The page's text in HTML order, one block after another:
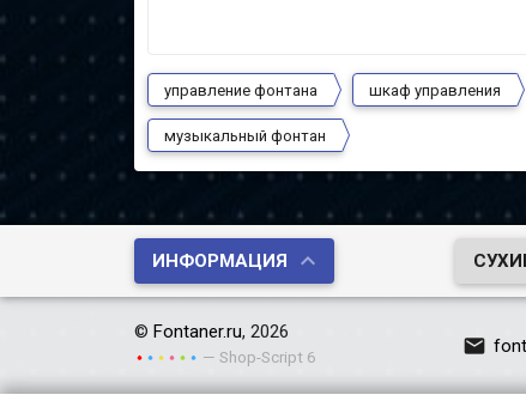
управление фонтана шкаф управления
музыкальный фонтан
ИНФОРМАЦИЯ
©Fontaner.ru, 2026
— Shop-Script 6 